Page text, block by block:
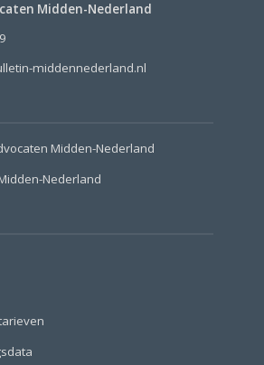
Midden-Nederland
middennederland.nl
Midden-Nederland
Nederland